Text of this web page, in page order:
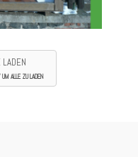
ALLE ZU LADEN